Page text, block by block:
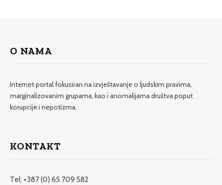
O NAMA
Internet portal fokusiran na izvještavanje o ljudskim pravima,
marginalizovanim grupama, kao i anomalijama društva poput
korupcije i nepotizma.
KONTAKT
Tel: +387 (0) 65 709 582